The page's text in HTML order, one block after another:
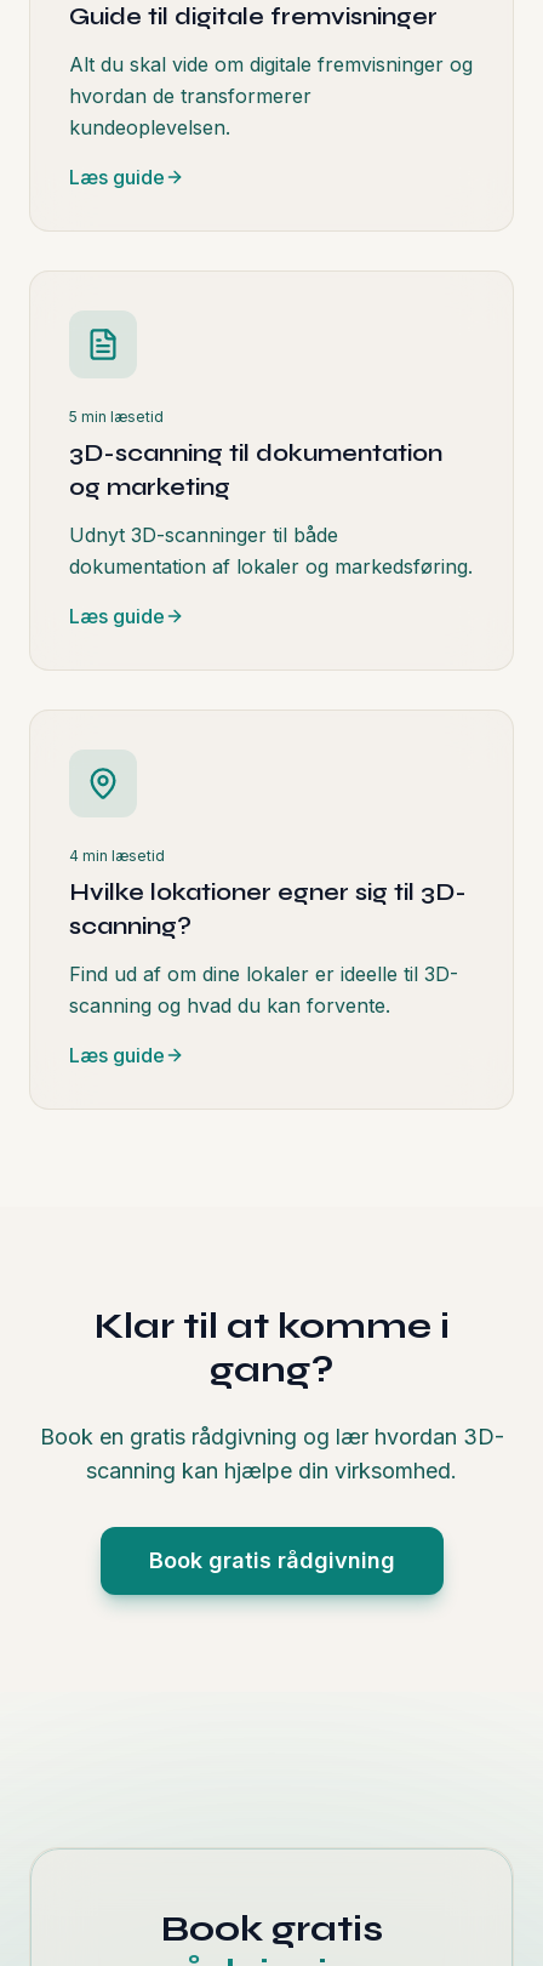
Guide til digitale fremvisninger
Alt du skal vide om digitale fremvisninger og
hvordan de transformerer
kundeoplevelsen.
Læs guide
5 min læsetid
3D-scanning til dokumentation
og marketing
Udnyt 3D-scanninger til både
dokumentation af lokaler og markedsføring.
Læs guide
4 min læsetid
Hvilke lokationer egner sig til 3D-
scanning?
Find ud af om dine lokaler er ideelle til 3D-
scanning og hvad du kan forvente.
Læs guide
Klar til at komme i
gang?
Book en gratis rådgivning og lær hvordan 3D-
scanning kan hjælpe din virksomhed.
Book gratis rådgivning
Book gratis